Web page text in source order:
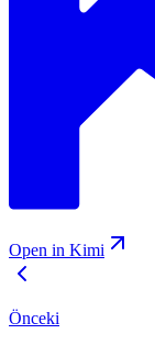
Open in Kimi
Önceki